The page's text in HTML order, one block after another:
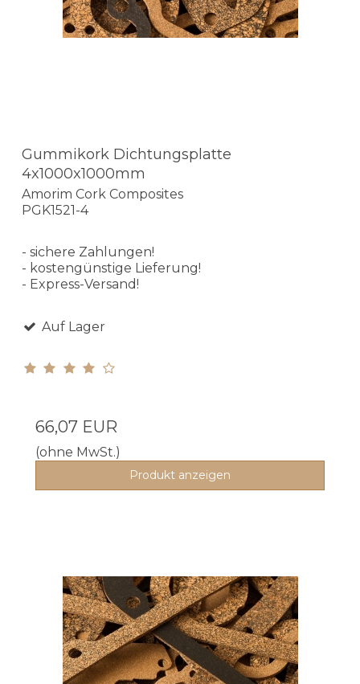
Gummikork Dichtungsplatte
4x1000x1000mm
Amorim Cork Composites
PGK1521-4
- sichere Zahlungen!
- kostengünstige Lieferung!
- Express-Versand!
Auf Lager
66,07 EUR
(ohne MwSt.)
Produkt anzeigen